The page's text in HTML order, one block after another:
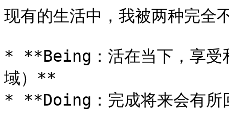
现有的生活中，我被两种完全
* **Being：活在当下，享受
域）**
* **Doing：完成将来会有所